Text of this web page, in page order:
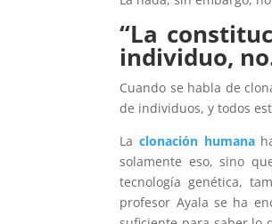
“La
individuo,
Cuando se habla de
de individuos, y todos
Laclonación humana
solamente eso, sino
tecnología genética,
profesor Ayala se ha